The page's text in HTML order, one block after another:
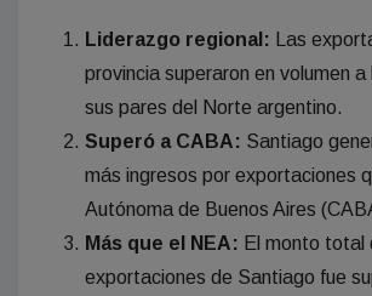
Liderazgo regional: Las
provincia superaron en volumen
sus pares del Norte argentino.
Superó a CABA: Santiago
más ingresos por exportaciones
Autónoma de Buenos Aires
Más que el NEA: El monto total
exportaciones de Santiago fue